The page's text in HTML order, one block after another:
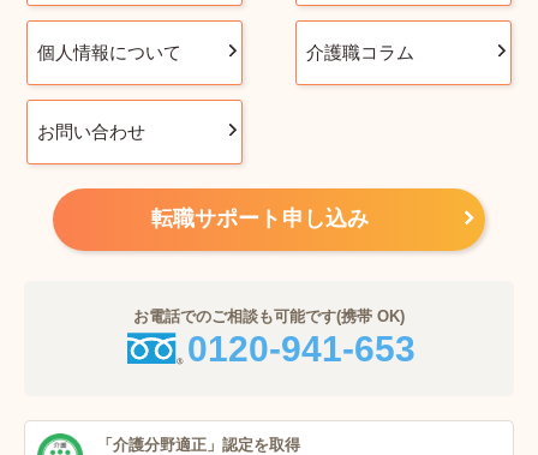
個人情報について 介護職コラム
お問い合わせ
転職サポート申し込み
お電話でのご相談も可能です(携帯 OK)
0120-941-653
「介護分野適正」 認定を取得